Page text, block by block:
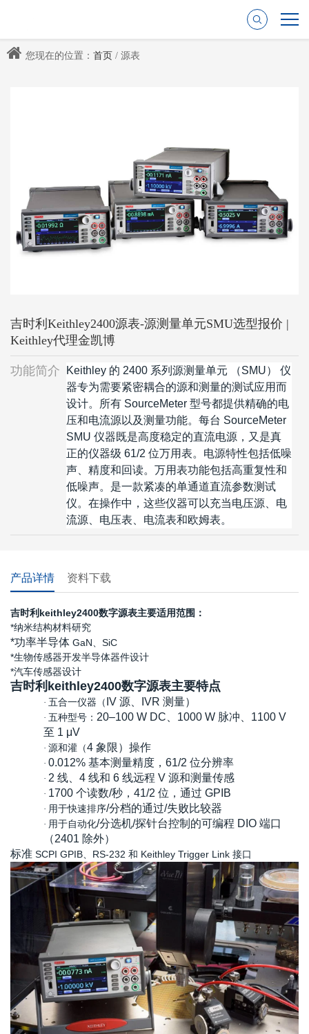
您现在的位置： 首页 / 源表
吉时利Keithley2400源表-源测量单元SMU选型报价 |
Keithley代理金凯博
功能简介
Keithley 的 2400 系列源测量单元 （SMU） 仪
器专为需要紧密耦合的源和测量的测试应用而
设计。所有 SourceMeter 型号都提供精确的电
压和电流源以及测量功能。每台 SourceMeter
SMU 仪器既是高度稳定的直流电源，又是真
正的仪器级 61/2 位万用表。电源特性包括低噪
声、精度和回读。万用表功能包括高重复性和
低噪声。是一款紧凑的单通道直流参数测试
仪。在操作中，这些仪器可以充当电压源、电
流源、电压表、电流表和欧姆表。
产品详情 资料下载
吉时利keithley2400数字源表主要适用范围：
*纳米结构材料研究
*功率半导体 GaN、SiC
*生物传感器开发半导体器件设计
*汽车传感器设计
吉时利keithley2400数字源表主要特点
· 五合一仪器（ IV 源、IVR 测量）
· 五种型号： 20–100 W DC、1000 W 脉冲、1100 V
至 1 μV
· 源和灌（4 象限）操作
· 0.012% 基本测量精度，61/2 位分辨率
· 2 线、4 线和 6 线远程 V 源和测量传感
· 1700 个读数/秒，41/2 位，通过 GPIB
· 用于快速排序/分档的通过/失败比较器
· 用于自动化/分选机/探针台控制的可编程 DIO 端口
（2401 除外）
标准 SCPI GPIB、RS-232 和 Keithley Trigger Link 接口